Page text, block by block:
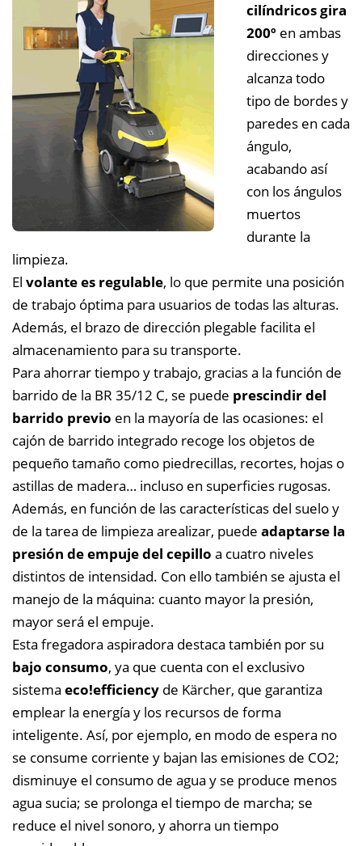
cilíndricos gira
200º en ambas
direcciones y
alcanza todo
tipo de bordes y
paredes en cada
ángulo,
acabando así
con los ángulos
muertos
durante la
limpieza.
El volante es regulable, lo que permite una posición
de trabajo óptima para usuarios de todas las alturas.
Además, el brazo de dirección plegable facilita el
almacenamiento para su transporte.
Para ahorrar tiempo y trabajo, gracias a la función de
barrido de la BR 35/12 C, se puede prescindir del
barrido previo en la mayoría de las ocasiones: el
cajón de barrido integrado recoge los objetos de
pequeño tamaño como piedrecillas, recortes, hojas o
astillas de madera… incluso en superficies rugosas.
Además, en función de las características del suelo y
de la tarea de limpieza arealizar, puede adaptarse la
presión de empuje del cepillo a cuatro niveles
distintos de intensidad. Con ello también se ajusta el
manejo de la máquina: cuanto mayor la presión,
mayor será el empuje.
Esta fregadora aspiradora destaca también por su
bajo consumo, ya que cuenta con el exclusivo
sistema eco!efficiency de Kärcher, que garantiza
emplear la energía y los recursos de forma
inteligente. Así, por ejemplo, en modo de espera no
se consume corriente y bajan las emisiones de CO2;
disminuye el consumo de agua y se produce menos
agua sucia; se prolonga el tiempo de marcha; se
reduce el nivel sonoro, y ahorra un tiempo